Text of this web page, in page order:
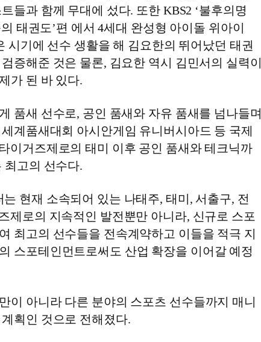
들과 함께 무대에 섰다. 또한 KBS2 ‘불후의명
태권도’편 에서 4세대 완성형 아이돌 위아이
시기에 선수 생활을 해 김요한의 뛰어났던 태권
증해준 것은 물론, 김요한 역시 김민서의 실력이
가 된 바 있다.
품새 선수로, 공인 품새와 자유 품새를 넘나들며
계품새대회 아시안게임 유니버시아드 등 국제
이거즈제로의 태미 이후 공인 품새와 테크닉까
최고의 선수다.
현재 소속되어 있는 나태주, 태미, 서출구, 전
제로의 지속적인 발전뿐만 아니라, 신규로 스포
최고의 선수들을 전속계약하고 이들을 적극 지
스포테인먼트로써도 산업 확장을 이어갈 예정
이 아니라 다른 분야의 스포츠 선수들까지 매니
획인 것으로 전해졌다.